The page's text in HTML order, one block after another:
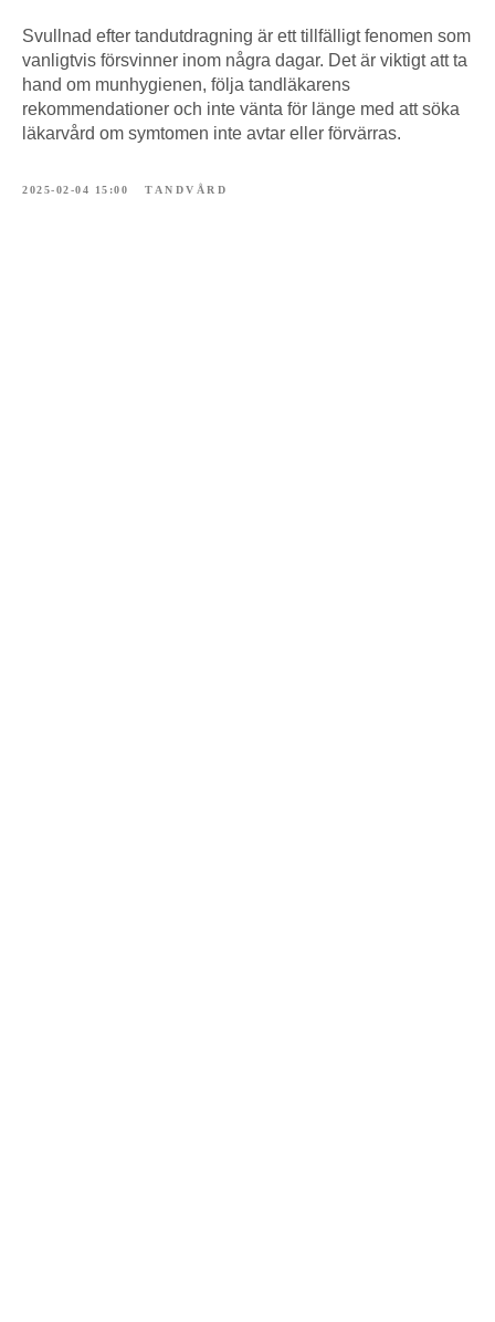
Svullnad efter tandutdragning är ett tillfälligt fenomen som
vanligtvis försvinner inom några dagar. Det är viktigt att ta
hand om munhygienen, följa tandläkarens
rekommendationer och inte vänta för länge med att söka
läkarvård om symtomen inte avtar eller förvärras.
2025-02-04 15:00 TANDVÅRD